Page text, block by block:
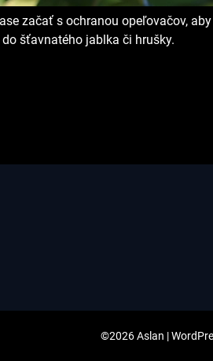
začať s ochranou opeľovačov,
šťavnatého jablka či hrušky.
©2026 Aslan |